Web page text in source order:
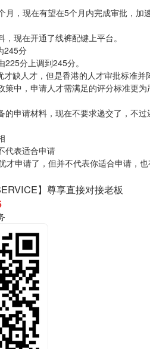
月，现在有望在5个月内完成审批，加
现在开通了线裤配键上平台。
245分
分上调到245分。
缺人才，但是香港的人才审批标准
策中，申请人才需满足的评分标准更
的申请材料，现在不要求递交了，不
代表适合申请
才申请了，但并不代表你适合申请，
】尊享直接对接老板